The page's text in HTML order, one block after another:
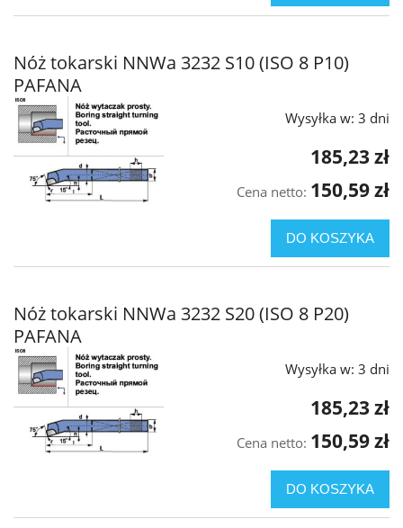
Nóż tokarski NNWa 3232 S10 (ISO 8 P10)
PAFANA
Wysyłka w: 3 dni
185,23 zł
Cena netto: 150,59 zł
DO KOSZYKA
Nóż tokarski NNWa 3232 S20 (ISO 8 P20)
PAFANA
Wysyłka w: 3 dni
185,23 zł
Cena netto: 150,59 zł
DO KOSZYKA